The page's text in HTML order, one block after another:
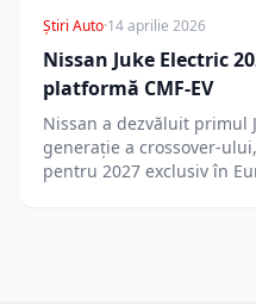
Știri Auto·14 aprilie 2026
Nissan Juke Electric
platformă CMF-EV
Nissan a dezvăluit primul
generație a crossover-
pentru 2027 exclusiv în